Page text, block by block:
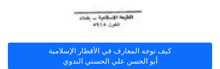
كيف توجه المعارف في الأقطار الإسلامية
أبو الحسن علي الحسني الندوي